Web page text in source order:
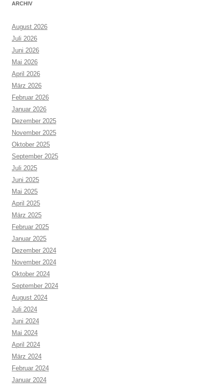
ARCHIV
August 2026
Juli 2026
Juni 2026
Mai 2026
April 2026
März 2026
Februar 2026
Januar 2026
Dezember 2025
November 2025
Oktober 2025
September 2025
Juli 2025
Juni 2025
Mai 2025
April 2025
März 2025
Februar 2025
Januar 2025
Dezember 2024
November 2024
Oktober 2024
September 2024
August 2024
Juli 2024
Juni 2024
Mai 2024
April 2024
März 2024
Februar 2024
Januar 2024